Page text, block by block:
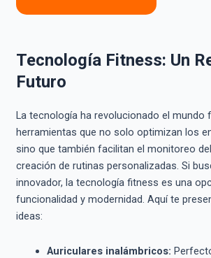
Tecnología Fitness: Un
Futuro
La tecnología ha revolucionado el mundo
herramientas que no solo optimizan los
sino que también facilitan el monitoreo
creación de rutinas personalizadas. Si
innovador, la tecnología fitness es una
funcionalidad y modernidad. Aquí te
ideas:
Auriculares inalámbricos: